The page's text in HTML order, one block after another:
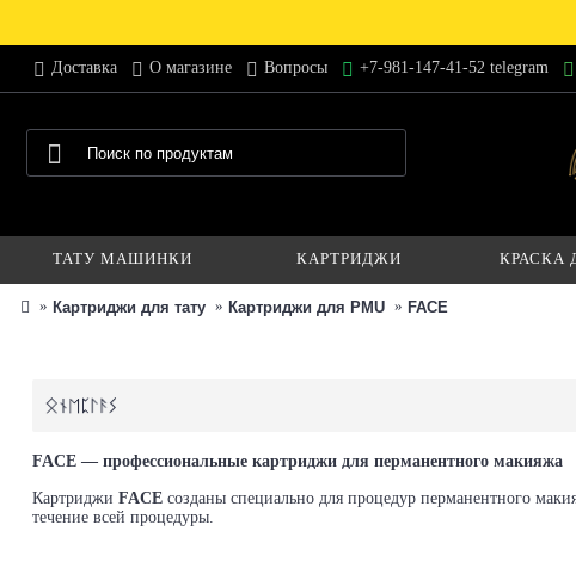
Доставка О магазине Вопросы +7-981-147-41-52 telegram
ТАТУ МАШИНКИ КАРТРИДЖИ КРАСКА
Картриджи для тату Картриджи для PMU FACE
FACE — профессиональные картриджи для перманентного макияжа
Картриджи FACE созданы специально для процедур перманентного
течение всей процедуры.